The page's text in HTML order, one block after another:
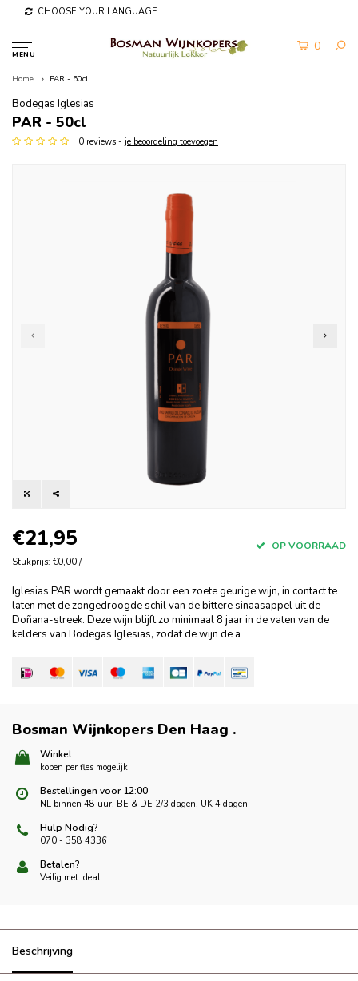
CHOOSE YOUR LANGUAGE
MENU
0
Home PAR - 50cl
Bodegas Iglesias
PAR - 50cl
0 reviews - je beoordeling toevoegen
€21,95
Stukprijs: €0,00 /
OP VOORRAAD
Iglesias PAR wordt gemaakt door een zoete geurige wijn, in contact te
laten met de zongedroogde schil van de bittere sinaasappel uit de
Doñana-streek. Deze wijn blijft zo minimaal 8 jaar in de vaten van de
kelders van Bodegas Iglesias, zodat de wijn de a
Bosman Wijnkopers Den Haag .
Winkel
kopen per fles mogelijk
Bestellingen voor 12:00
NL binnen 48 uur, BE & DE 2/3 dagen, UK 4 dagen
Hulp Nodig?
070 - 358 4336
Betalen?
Veilig met Ideal
Beschrijving